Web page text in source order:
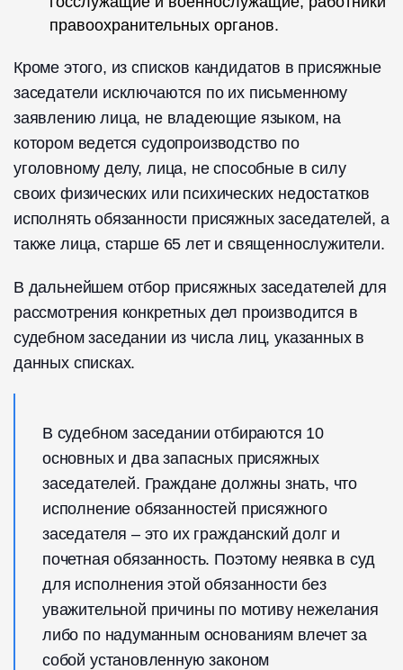
правоохранительных органов.
Кроме этого, из списков кандидатов в присяжные
заседатели исключаются по их письменному
заявлению лица, не владеющие языком, на
котором ведется судопроизводство по
уголовному делу, лица, не способные в силу
своих физических или психических недостатков
исполнять обязанности присяжных заседателей, а
также лица, старше 65 лет и священнослужители.
В дальнейшем отбор присяжных заседателей для
рассмотрения конкретных дел производится в
судебном заседании из числа лиц, указанных в
данных списках.
В судебном заседании отбираются 10
основных и два запасных присяжных
заседателей. Граждане должны знать, что
исполнение обязанностей присяжного
заседателя – это их гражданский долг и
почетная обязанность. Поэтому неявка в суд
для исполнения этой обязанности без
уважительной причины по мотиву нежелания
либо по надуманным основаниям влечет за
собой установленную законом